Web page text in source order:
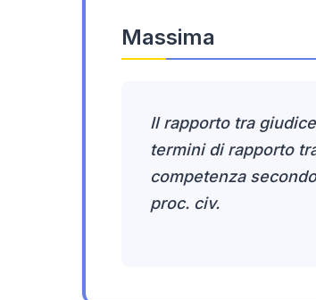
Massima
Il rapporto tra
termini di rapporto
competenza
proc. civ.